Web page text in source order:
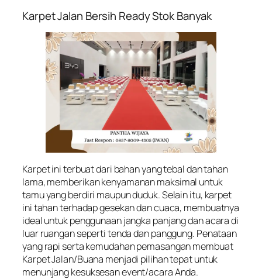
Karpet Jalan Bersih Ready Stok Banyak
Karpet ini terbuat dari bahan yang tebal dan tahan
lama, memberikan kenyamanan maksimal untuk
tamu yang berdiri maupun duduk. Selain itu, karpet
ini tahan terhadap gesekan dan cuaca, membuatnya
ideal untuk penggunaan jangka panjang dan acara di
luar ruangan seperti tenda dan panggung. Penataan
yang rapi serta kemudahan pemasangan membuat
Karpet Jalan/Buana menjadi pilihan tepat untuk
menunjang kesuksesan event/acara Anda.